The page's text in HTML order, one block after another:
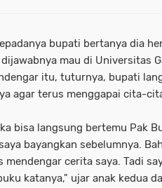
bupati bertanya dia
mau di Universitas
itu, tuturnya, bupati
agar terus menggapai cita-
bisa langsung bertemu Pak
bayangkan sebelumnya.
mendengar cerita saya. Tadi
katanya," ujar anak kedua